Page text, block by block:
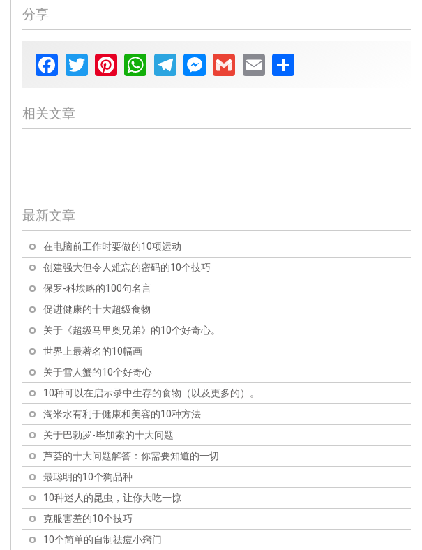
分享
Facebook
TwitterPinterestWhatsAppTelegramMessenger
Gmail Email
相关文章
单。发现内幕消息和令人惊讶的奇闻异事，将使你的巴塞
洛内塔体验更上一层楼。在巴塞罗那最令人喜爱的目的地
之一大展身手吧!
想成真。作为梅西和马拉多纳等传奇人物的家乡，这个标
志性的体育场是体育爱好者的必到之处。获取内幕消息和
迷人的奇闻异事，将使你的诺坎普体验更上一层楼。从体
育场的历史到最佳参观时间，不要错过巴塞罗那的终极足
球朝圣之旅。
到令人垂涎的美食，这里不乏可看可做的东西。在这篇文
章中，我们将带你参观巴塞罗那的十大必游景点，这些景
点一定会让你惊叹不已。那么，让我们开始吧!
位于巴塞罗那的加泰罗尼亚国家艺术博物馆是艺术爱好者
和历史爱好者的必去之地。它拥有从罗马时代到现代的大
量艺术品收藏，为探索加泰罗尼亚丰富的艺术遗产提供了
一个独特的机会。在这篇文章中，我们将为你提供实用的
提示和有趣的奇闻轶事，以帮助你充分利用你对这个著名
博物馆的访问。
最新文章
在电脑前工作时要做的10项运动
创建强大但令人难忘的密码的10个技巧
保罗-科埃略的100句名言
促进健康的十大超级食物
关于《超级马里奥兄弟》的10个好奇心。
世界上最著名的10幅画
关于雪人蟹的10个好奇心
10种可以在启示录中生存的食物（以及更多的）。
淘米水有利于健康和美容的10种方法
关于巴勃罗-毕加索的十大问题
芦荟的十大问题解答：你需要知道的一切
最聪明的10个狗品种
10种迷人的昆虫，让你大吃一惊
克服害羞的10个技巧
10个简单的自制祛痘小窍门